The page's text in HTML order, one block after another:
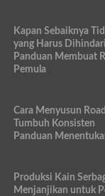
Kapan Sebaiknya
yang Harus Dihindari
Panduan Membuat
Pemula
Cara Menyusun
Tumbuh Konsisten
Panduan
Produksi Kain
Menjanjikan untuk